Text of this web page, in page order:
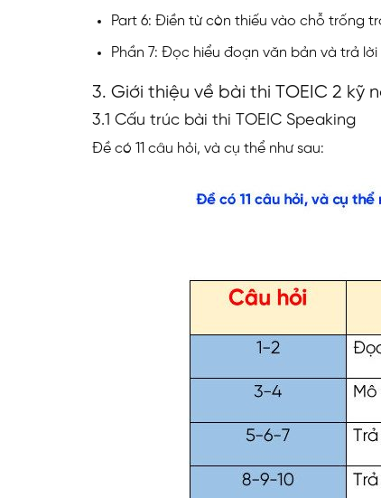
Part 6: Điền từ còn thiếu vào chỗ trống
Phần 7: Đọc hiểu đoạn văn bản và trả
3. Giới thiệu về bài thi TOEIC 2 kỹ
3.1 Cấu trúc bài thi TOEIC Speaking
Đề có 11 câu hỏi, và cụ thể như sau: